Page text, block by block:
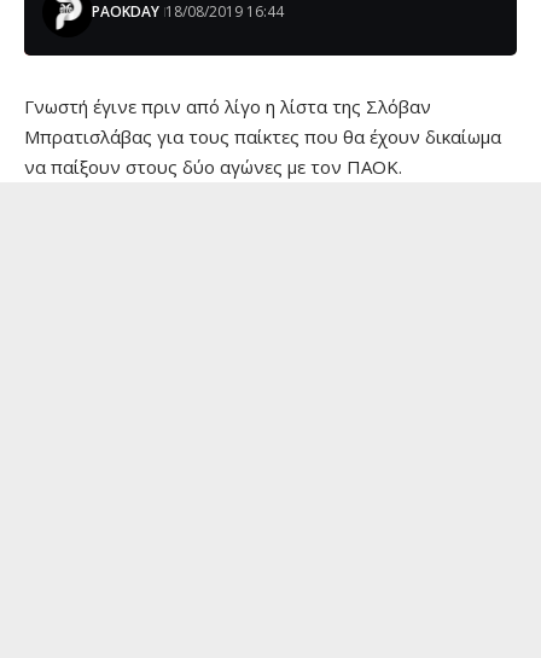
PAOKDAY 18/08/2019 16:44
Γνωστή έγινε πριν από λίγο η λίστα της Σλόβαν
Μπρατισλάβας για τους παίκτες που θα έχουν δικαίωμα
να παίξουν στους δύο αγώνες με τον ΠΑΟΚ.